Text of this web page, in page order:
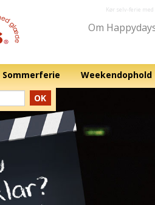
Kør selv-ferie med
Om
Sommerferie Weekendophold
OK